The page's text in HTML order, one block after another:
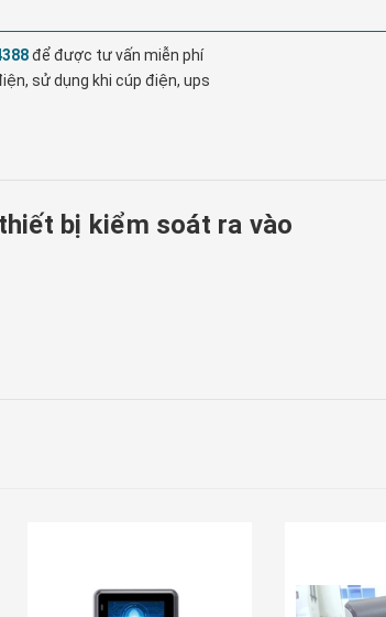
để được tư vấn miễn phí
, sử dụng khi cúp điện, ups
bị kiểm soát ra vào